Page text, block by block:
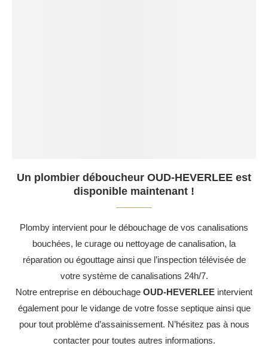
Un plombier déboucheur OUD-HEVERLEE est
disponible maintenant !
Plomby intervient pour le débouchage de vos canalisations
bouchées, le curage ou nettoyage de canalisation, la
réparation ou égouttage ainsi que l’inspection télévisée de
votre système de canalisations 24h/7.
Notre entreprise en débouchage OUD-HEVERLEE intervient
également pour le vidange de votre fosse septique ainsi que
pour tout problème d’assainissement. N’hésitez pas à nous
contacter pour toutes autres informations.